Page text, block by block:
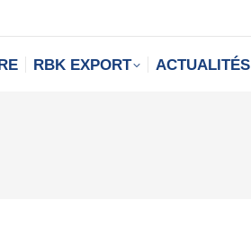
RBK EXPORT ACTUALITÉS